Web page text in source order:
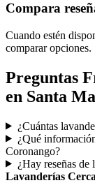
Compara
Cuando estén
comparar opciones.
Preguntas
en Santa
¿Cuántas
¿Qué
Coronango?
¿Hay reseñas de
Lavanderías